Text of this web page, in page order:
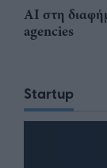
AI στη
agencies
Startup